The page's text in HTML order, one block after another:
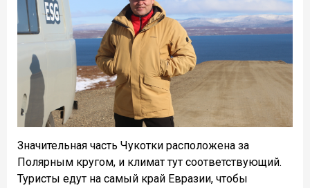
Значительная часть Чукотки расположена за
Полярным кругом, и климат тут соответствующий.
Туристы едут на самый край Евразии, чтобы